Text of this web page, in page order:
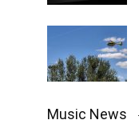
Music News